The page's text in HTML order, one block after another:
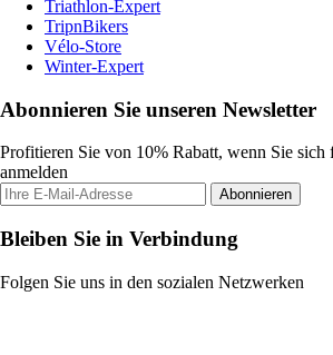
Triathlon-Expert
TripnBikers
Vélo-Store
Winter-Expert
Abonnieren Sie unseren Newsletter
Profitieren Sie von 10% Rabatt, wenn Sie sich
anmelden
Abonnieren
Bleiben Sie in Verbindung
Folgen Sie uns in den sozialen Netzwerken